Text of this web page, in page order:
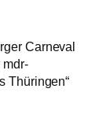
Carneval
mdr-
Thüringen“